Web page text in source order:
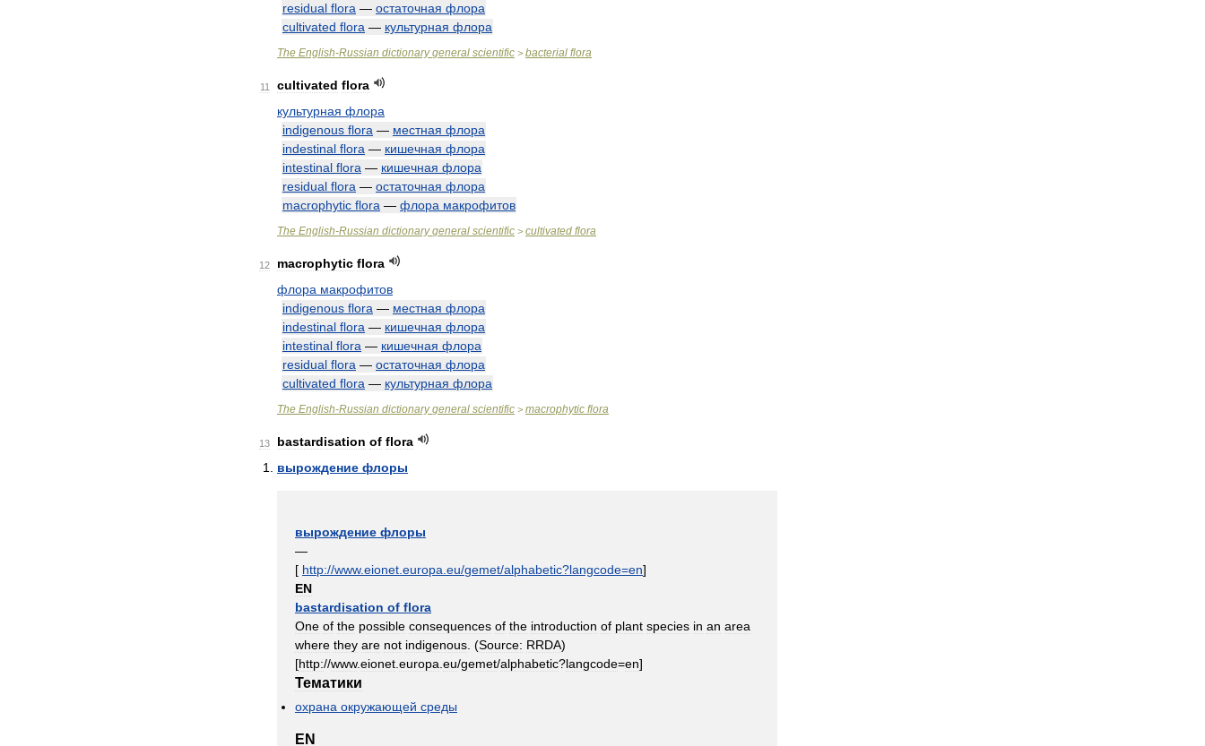
residual flora — остаточная флора
cultivated flora — культурная флора
The English-Russian dictionary general scientific > bacterial flora
11 cultivated flora
культурная флора
indigenous flora — местная флора
indestinal flora — кишечная флора
intestinal flora — кишечная флора
residual flora — остаточная флора
macrophytic flora — флора макрофитов
The English-Russian dictionary general scientific > cultivated flora
12 macrophytic flora
флора макрофитов
indigenous flora — местная флора
indestinal flora — кишечная флора
intestinal flora — кишечная флора
residual flora — остаточная флора
cultivated flora — культурная флора
The English-Russian dictionary general scientific > macrophytic flora
13 bastardisation of flora
вырождение флоры
вырождение флоры
—
[ http://www.eionet europa eu/gemet/alphabetic?langcode=en]
EN
bastardisation of flora
One of the possible consequences of the introduction of plant species in an area
where they are not indigenous . (Source: RRDA)
[http://www.eionet europa eu/gemet/alphabetic?langcode=en]
Тематики
охрана окружающей среды
EN